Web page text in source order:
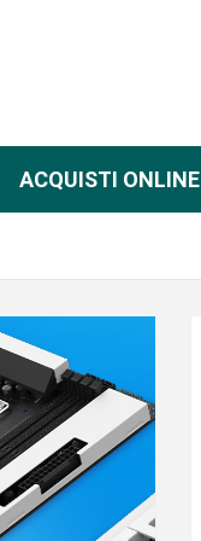
ACQUISTI ONLINE